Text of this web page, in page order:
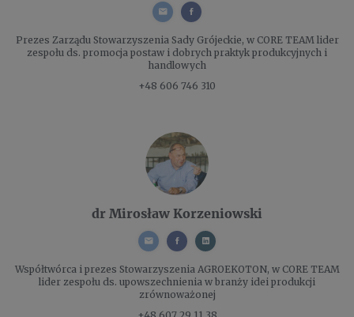
Prezes ZarząduStowarzyszenia Sady Grójeckie, w CORE TEAM lider
zespołu ds. promocja postaw i dobrych praktyk produkcyjnych i
handlowych
+48 606 746 310
dr Mirosław Korzeniowski
Współtwórca i prezes Stowarzyszenia AGROEKOTON, w CORE TEAM
lider zespołu ds. upowszechnienia w branży idei produkcji
zrównoważonej